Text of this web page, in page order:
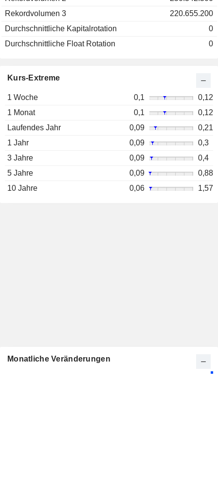
Rekordvolumen 3
220.655.200
Durchschnittliche Kapitalrotation
0
Durchschnittliche Float Rotation
0
Kurs-Extreme
1 Woche 0,1
0,12
1 Monat
0,1
0,12
Laufendes Jahr
0,09
0,21
1 Jahr
0,09
0,3
3 Jahre
0,09
0,4
5 Jahre
0,09
0,88
10 Jahre
0,06 1,57
Monatliche Veränderungen